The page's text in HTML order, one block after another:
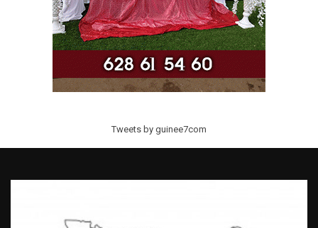
Tweets by guinee7com